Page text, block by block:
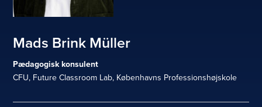
Mads Brink Müller
Pædagogisk konsulent
CFU, Future Classroom Lab, Københavns Professionshøjskole